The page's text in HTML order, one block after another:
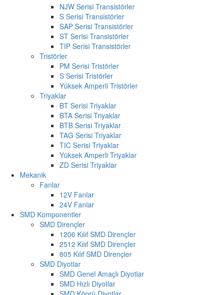
NJW Serisi Transistörler
S Serisi Transistörler
SAP Serisi Transistörler
ST Serisi Transistörler
TIP Serisi Transistörler
Tristörler
PM Serisi Tristörler
S Serisi Tristörler
Yüksek Amperli Tristörler
Triyaklar
BT Serisi Triyaklar
BTA Serisi Triyaklar
BTB Serisi Triyaklar
TAG Serisi Triyaklar
TIC Serisi Triyaklar
Yüksek Amperli Triyaklar
ZD Serisi Triyaklar
Mekanik
Fanlar
12V Fanlar
24V Fanlar
SMD Komponentler
SMD Dirençler
1206 Kılıf SMD Dirençler
2512 Kılıf SMD Dirençler
805 Kılıf SMD Dirençler
SMD Diyotlar
SMD Genel Amaçlı Diyotlar
SMD Hızlı Diyotlar